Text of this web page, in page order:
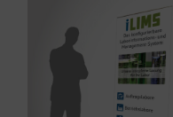
Referenz: Logo und
Softwareentwicklung
MEHR ERFAHREN ...